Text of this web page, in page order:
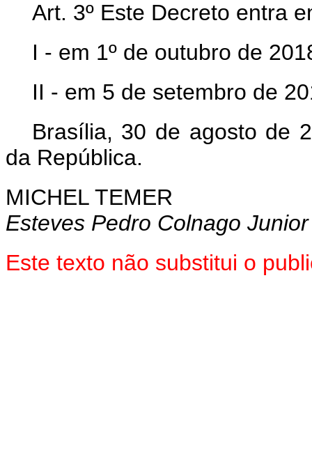
Art. 3º Este Decreto entra
I - em 1º de outubro de
II - em 5 de setembro de
Brasília, 30 de agosto de
da República.
MICHEL TEMER
Esteves Pedro Colnago Junior
Este texto não substitui o